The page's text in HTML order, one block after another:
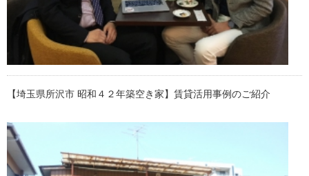
【埼玉県所沢市 昭和４２年築空き家】賃貸活用事例のご紹介